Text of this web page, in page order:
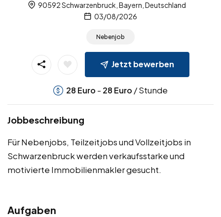
90592 Schwarzenbruck, Bayern, Deutschland
03/08/2026
Nebenjob
Jetzt bewerben
28 Euro - 28 Euro / Stunde
Jobbeschreibung
Für Nebenjobs, Teilzeitjobs und Vollzeitjobs in
Schwarzenbruck werden verkaufsstarke und
motivierte Immobilienmakler gesucht.
Aufgaben